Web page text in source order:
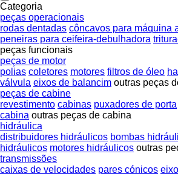
Categoria
peças operacionais
rodas dentadas côncavos para máquina
peneiras para ceifeira-debulhadora
peças funcionais
peças de motor
polias coletores motores filtros de óleo
válvula eixos de balancim outras peças
peças de cabine
revestimento cabinas puxadores de porta
cabina outras peças de cabina
hidráulica
distribuidores hidráulicos bombas
hidráulicos motores hidráulicos outras
transmissões
caixas de velocidades pares cónicos